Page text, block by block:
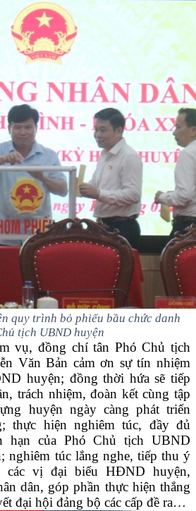
quy trình bỏ phiếu bầu chức danh
tịch UBND huyện
vụ, đồng chí tân Phó Chủ tịch
Văn Bản cảm ơn sự tín nhiệm
huyện; đồng thời hứa sẽ tiếp
trách nhiệm, đoàn kết cùng tập
huyện ngày càng phát triển
thực hiện nghiêm túc, đầy đủ
hạn của Phó Chủ tịch UBND
nghiêm túc lắng nghe, tiếp thu ý
các vị đại biểu HĐND huyện,
dân, góp phần thực hiện thắng
đại hội đảng bộ các cấp đề ra…